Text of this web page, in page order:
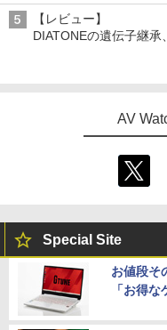
【レビュー】
DIATONEの遺伝子継承
AV
Special Site
お値段そ
「お得な